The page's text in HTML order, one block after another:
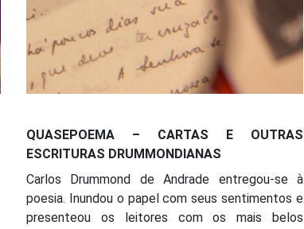
QUASEPOEMA – CARTAS E OUTRAS
ESCRITURAS DRUMMONDIANAS
Carlos Drummond de Andrade entregou-se à
poesia. Inundou o papel com seus sentimentos e
presenteou os leitores com os mais belos